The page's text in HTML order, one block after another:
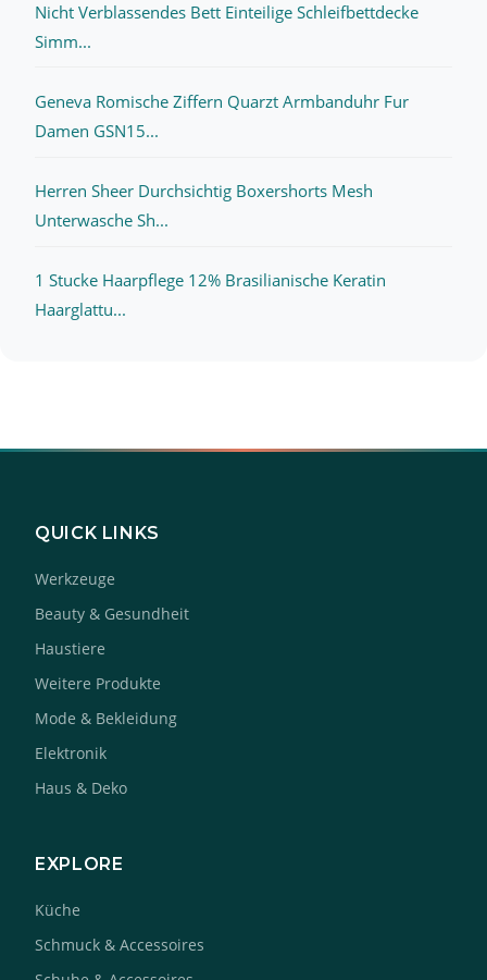
Nicht Verblassendes Bett Einteilige Schleifbettdecke
Simm...
Geneva Romische Ziffern Quarzt Armbanduhr Fur
Damen GSN15...
Herren Sheer Durchsichtig Boxershorts Mesh
Unterwasche Sh...
1 Stucke Haarpflege 12% Brasilianische Keratin
Haarglattu...
QUICK LINKS
Werkzeuge
Beauty & Gesundheit
Haustiere
Weitere Produkte
Mode & Bekleidung
Elektronik
Haus & Deko
EXPLORE
Küche
Schmuck & Accessoires